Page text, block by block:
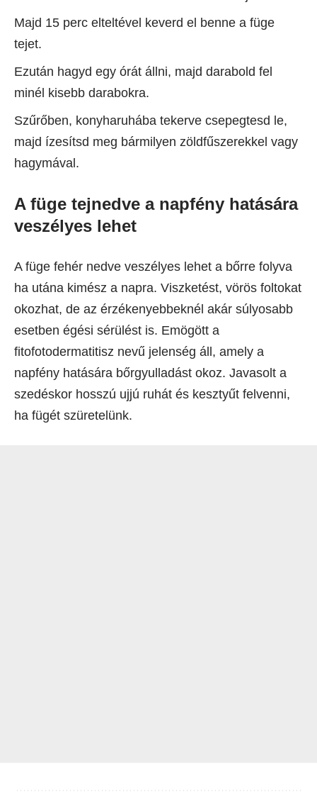
Majd 15 perc elteltével keverd el benne a füge
tejet.
Ezután hagyd egy órát állni, majd darabold fel
minél kisebb darabokra.
Szűrőben, konyharuhába tekerve csepegtesd le,
majd ízesítsd meg bármilyen zöldfűszerekkel vagy
hagymával.
A füge tejnedve a napfény hatására
veszélyes lehet
A füge fehér nedve veszélyes lehet a bőrre folyva
ha utána kimész a napra. Viszketést, vörös foltokat
okozhat, de az érzékenyebbeknél akár súlyosabb
esetben égési sérülést is. Emögött a
fitofotodermatitisz nevű jelenség áll, amely a
napfény hatására bőrgyulladást okoz. Javasolt a
szedéskor hosszú ujjú ruhát és kesztyűt felvenni,
ha fügét szüretelünk.